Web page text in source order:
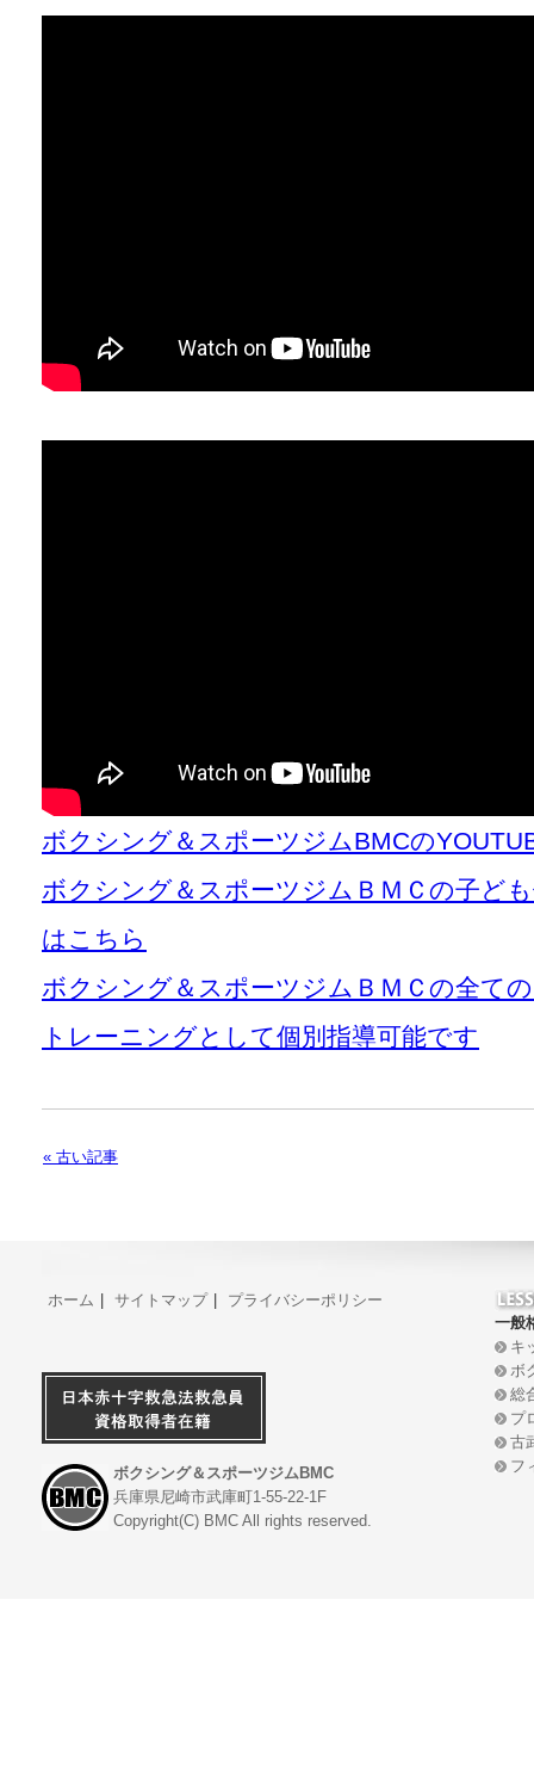
ボクシング＆スポーツジムBMCの
ボクシング＆スポーツジムＢＭＣの子ど
はこちら
ボクシング＆スポーツジムＢＭＣの全て
トレーニングとして個別指導可能です
« 古い記事
ホーム サイトマップ プライバシーポリシー
ボクシング＆スポーツジムBMC
兵庫県尼崎市武庫町1-55-22-1F
Copyright(C) BMC All rights reserved.
一般
キ
ボ
総
プ
古
フ